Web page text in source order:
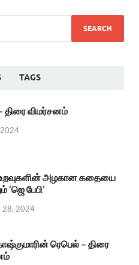
TAGS
திரை விமர்சனம்
உறவுகளின் அழகான கதையை
பேபி’
28, 2024
ரெபெல் – திரை